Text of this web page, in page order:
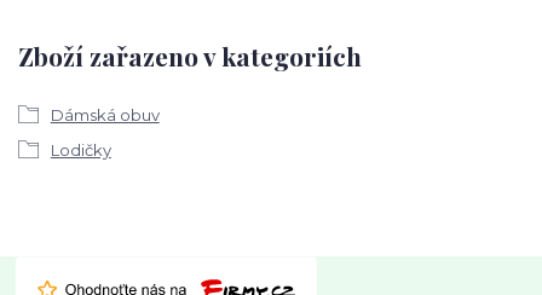
Zboží zařazeno v kategoriích
Dámská obuv
Lodičky